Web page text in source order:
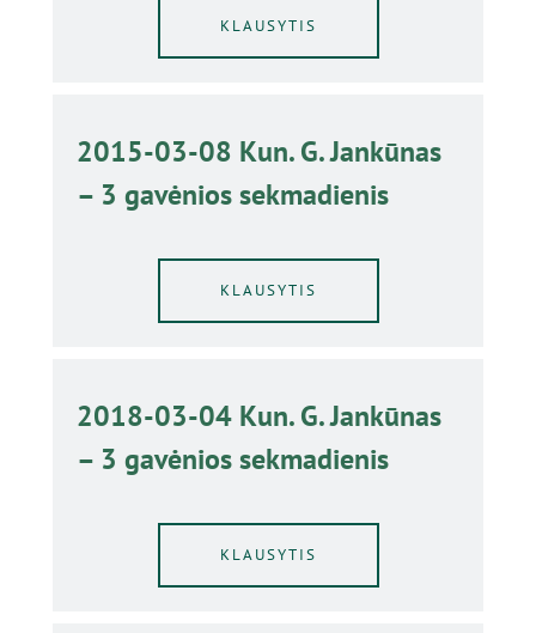
KLAUSYTIS
2015-03-08 Kun. G. Jankūnas
– 3 gavėnios sekmadienis
KLAUSYTIS
2018-03-04 Kun. G. Jankūnas
– 3 gavėnios sekmadienis
KLAUSYTIS